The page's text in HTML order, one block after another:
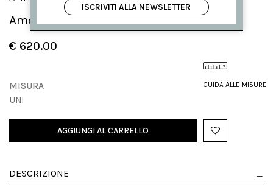
Amo in oro rosa e cristalli
€ 620.00
GUIDA ALLE MISURE
MISURA
UNI
AGGIUNGI AL CARRELLO
DESCRIZIONE
ISCRIVITI ALLA NEWSLETTER